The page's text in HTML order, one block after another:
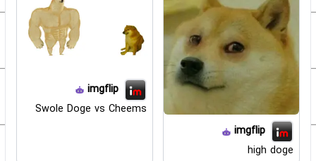
imgflip
high doge
imgflip
Swole Doge vs Cheems